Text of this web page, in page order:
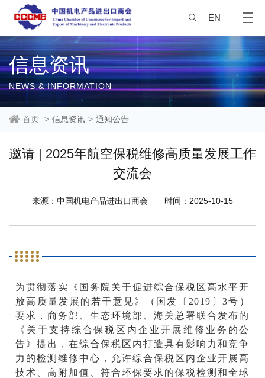
EN
信息资讯
NEWS & INFORMATION
首页 > 信息资讯 > 通知公告
邀请 | 2025年航空保税维修高质量发展工作
交流会
来源：中国机电产品进出口商会 时间：2025-10-15
为贯彻落实《国务院关于促进综合保税区高水平开
放高质量发展的若干意见》（国发〔2019〕3号）
要求，商务部、生态环境部、海关总署联合发布的
《关于支持综合保税区内企业开展维修业务的公
告》提出，在综合保税区内打造具有影响力和竞争
力的检测维修中心，允许综合保税区内企业开展高
技术、高附加值、符合环保要求的保税检测和全球